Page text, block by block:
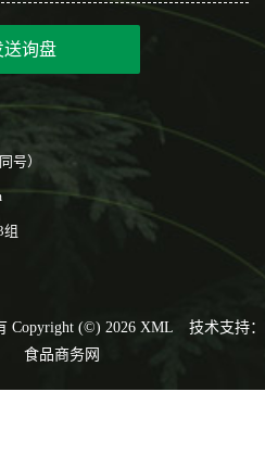
送询盘
号）
Copyright (©) 2026 XML
技术支持：
食品商务网